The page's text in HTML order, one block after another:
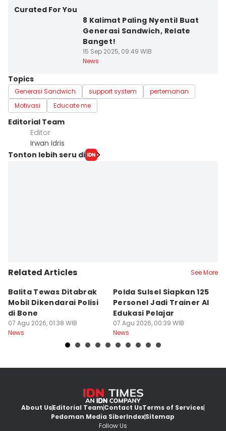
Curated For You
8 Kalimat Paling Nyentil Buat
Generasi Sandwich, Relate
Banget!
15 Sep 2025, 09:49 WIB
News
Topics
Generasi Sandwich support system
pertemanan
Motivasi
Educate me
Editorial Team
Editor
Irwan Idris
Tonton lebih seru di
Related Articles See More
Balita Tewas Ditabrak
Mobil Dikendarai Polisi
di Bone
07 Agu 2026, 01:38 WIB
News
Polda Sulsel Siapkan 125
Personel Jadi Trainer AI
Edukasi Pelajar
07 Agu 2026, 00:39 WIB
News
About UsEditorial TeamContact UsTerms of Services
Pedoman Media SiberIndexSitemap
Follow Us